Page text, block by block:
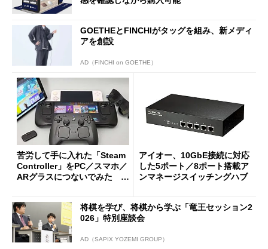
GOETHEとFINCHIがタッグを組み、新メディ
アを創設
AD（FINCHI on GOETHE）
苦労して手に入れた「Steam
Controller」をPC／スマホ／
ARグラスにつないでみた ゲ
アイオー、10GbE接続に対応
した5ポート／8ポート搭載ア
ンマネージスイッチングハブ
将棋を学び、将棋から学ぶ「竜王セッション2
026」特別座談会
AD（SAPIX YOZEMI GROUP）